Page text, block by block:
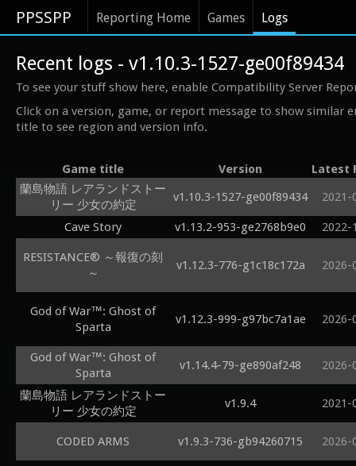
PPSSPP Reporting Home Games Logs
Recent logs - v1.10.3-1527-ge00f89434
To see your stuff show here, enable Compatibility Server
Click on a version, game, or report message to show similar
title to see region and version info.
Game title Version
Latest
蘭島物語 レアランドストー
リー 少女の約定
v1.10.3-1527-ge00f89434 2021-
Cave Story v1.13.2-953-ge2768b9e0 2022-
RESISTANCE® ～報復の刻
～
v1.12.3-776-g1c18c172a 2026-
God of War™: Ghost of
Sparta
v1.12.3-999-g97bc7a1ae 2026-
God of War™: Ghost of
Sparta
v1.14.4-79-ge890af248 2026-
蘭島物語 レアランドストー
リー 少女の約定
v1.9.4 2021-
CODED ARMS v1.9.3-736-gb94260715 2026-